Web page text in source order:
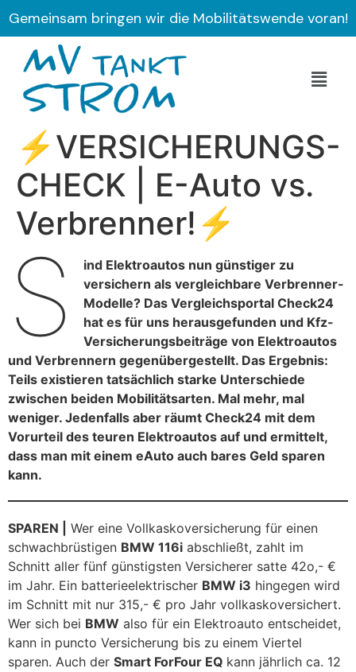
Gemeinsam bringen wir die Mobilitätswende voran!
⚡VERSICHERUNGS-
CHECK | E-Auto vs.
Verbrenner!⚡
S
ind Elektroautos nun günstiger zu
versichern als vergleichbare Verbrenner-
Modelle? Das Vergleichsportal Check24
hat es für uns herausgefunden und Kfz-
Versicherungsbeiträge von Elektroautos
und Verbrennern gegenübergestellt. Das Ergebnis:
Teils existieren tatsächlich starke Unterschiede
zwischen beiden Mobilitätsarten. Mal mehr, mal
weniger. Jedenfalls aber räumt Check24 mit dem
Vorurteil des teuren Elektroautos auf und ermittelt,
dass man mit einem eAuto auch bares Geld sparen
kann.
SPAREN |
Wer eine Vollkaskoversicherung für einen
schwachbrüstigen BMW 116i abschließt, zahlt im
Schnitt aller fünf günstigsten Versicherer satte 42o,- €
im Jahr. Ein batterieelektrischer BMW i3 hingegen wird
im Schnitt mit nur 315,- € pro Jahr vollkaskoversichert.
Wer sich bei BMW also für ein Elektroauto entscheidet,
kann in puncto Versicherung bis zu einem Viertel
sparen. Auch der Smart ForFour EQ kann jährlich ca. 12